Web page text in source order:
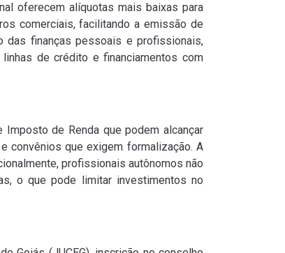
oferecem alíquotas mais baixas para
comerciais, facilitando a emissão de
das finanças pessoais e profissionais,
de crédito e financiamentos com
de Renda que podem alcançar
convênios que exigem formalização. A
profissionais autônomos não
o que pode limitar investimentos no